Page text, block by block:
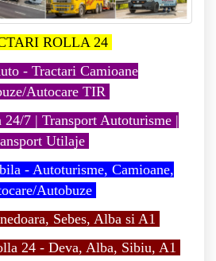
ROLLA 24
- Tractari Camioane
Autocare TIR
24/7 | Transport Autoturisme |
Utilaje
- Autoturisme, Camioane,
Autobuze
Sebes, Alba si A1
24 - Deva, Alba, Sibiu, A1